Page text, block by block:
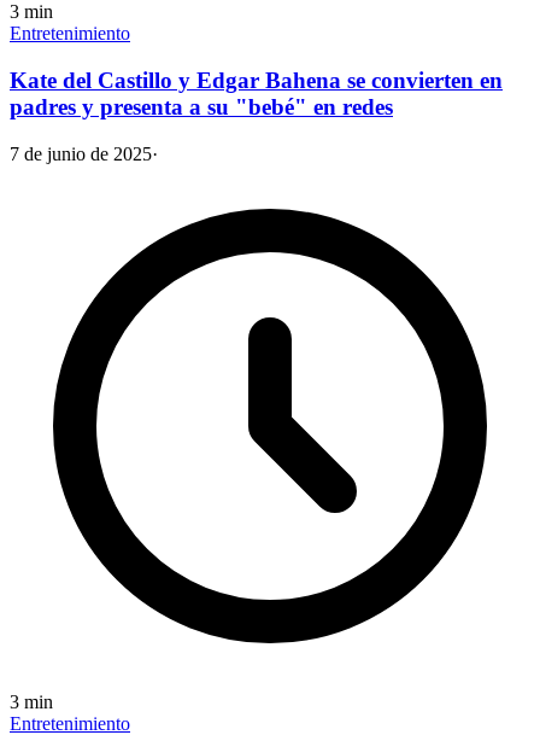
3 min
Entretenimiento
Kate del Castillo y Edgar Bahena se convierten en
padres y presenta a su "bebé" en redes
7 de junio de 2025·
3 min
Entretenimiento